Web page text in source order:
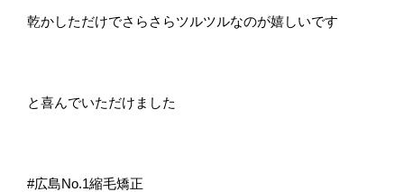
乾かしただけでさらさらツルツルなのが嬉しいです
と喜んでいただけました
#広島No.1縮毛矯正